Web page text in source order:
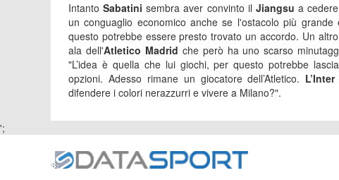
IntantoSabatini sembra aver convinto il Jiangsu a
un conguaglio economico anche se l'ostacolo più
questo potrebbe essere presto trovato un accordo. Un
ala dell'Atletico Madrid che però ha uno scarso
"L’idea è quella che lui giochi, per questo potrebbe
opzioni. Adesso rimane un giocatore dell’Atletico.
difendere i colori nerazzurri e vivere a Milano?".
';